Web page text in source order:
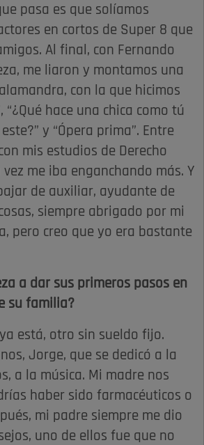
pasa es que solíamos
en cortos de Super 8 que
Al final, con Fernando
me liaron y montamos una
con la que hicimos
“¿Qué hace una chica como tú
y “Ópera prima”. Entre
mis estudios de Derecho
me iba enganchando más. Y
de auxiliar, ayudante de
siempre abrigado por mi
pero creo que yo era bastante
a dar sus primeros pasos en
su familia?
está, otro sin sueldo fijo.
Jorge, que se dedicó a la
a la música. Mi madre nos
haber sido farmacéuticos o
mi padre siempre me dio
uno de ellos fue que no